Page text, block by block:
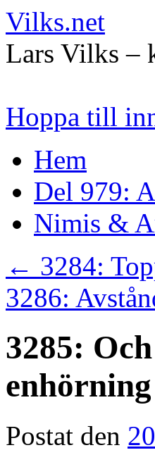
Vilks.net
Lars Vilks –
Hoppa till
Hem
Del 979:
Nimis &
← 3284:
3286:
3285:
Postat den